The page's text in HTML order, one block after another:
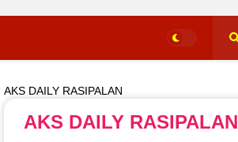
AKS DAILY RASIPALAN
AKS DAILY RASIPALAN